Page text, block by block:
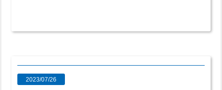
2023/07/26